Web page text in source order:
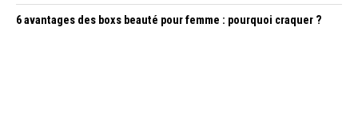
6 avantages des boxs beauté pour femme : pourquoi craquer ?